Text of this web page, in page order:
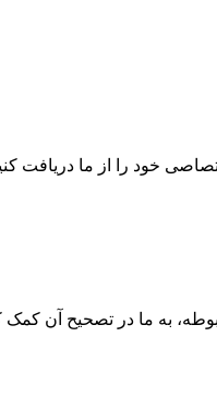
خود را از ما دریافت
به ما در تصحیح آن کمک